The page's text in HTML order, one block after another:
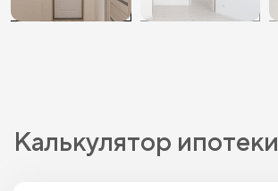
Калькулятор ипотеки